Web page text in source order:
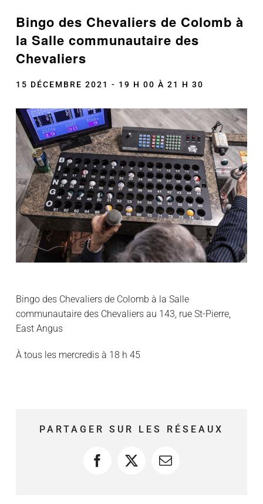
Bingo des Chevaliers de Colomb à
la Salle communautaire des
Chevaliers
15 DÉCEMBRE 2021 - 19 H 00 À 21 H 30
Bingo des Chevaliers de Colomb à la Salle
communautaire des Chevaliers au 143, rue St-Pierre,
East Angus
À tous les mercredis à 18 h 45
PARTAGER SUR LES RÉSEAUX
Facebook
X Courriel